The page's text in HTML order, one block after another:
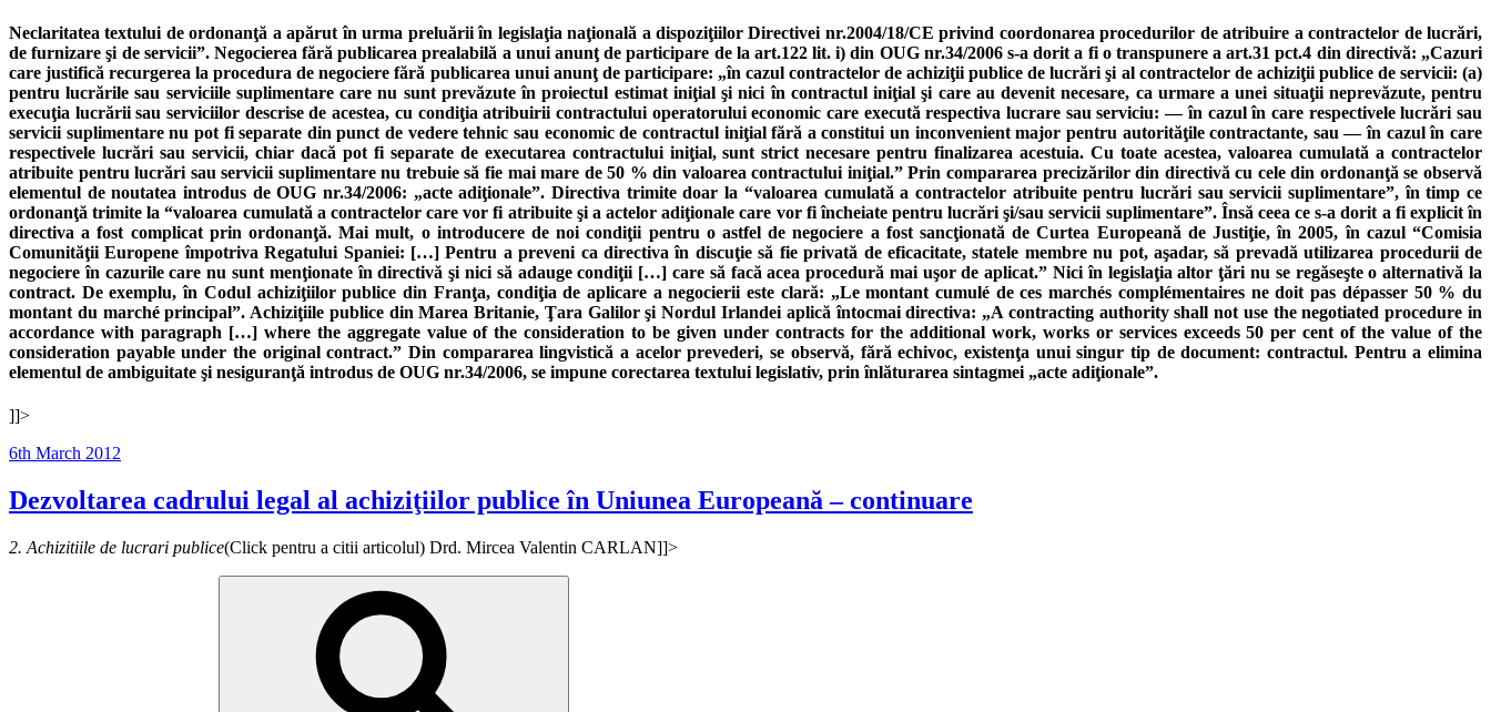
Neclaritatea textului de ordonanţă a apărut în urma preluării în legislaţia naţională a dispoziţiilor Directivei nr.2004/18/CE privind coordonarea procedurilor de atribuire a contractelor de lucrări,
de furnizare şi de servicii”. Negocierea fără publicarea prealabilă a unui anunţ de participare de la art.122 lit. i) din OUG nr.34/2006 s-a dorit a fi o transpunere a art.31 pct.4 din directivă: „Cazuri
care justifică recurgerea la procedura de negociere fără publicarea unui anunţ de participare: „în cazul contractelor de achiziţii publice de lucrări şi al contractelor de achiziţii publice de servicii: (a)
pentru lucrările sau serviciile suplimentare care nu sunt prevăzute în proiectul estimat iniţial şi nici în contractul iniţial şi care au devenit necesare, ca urmare a unei situaţii neprevăzute, pentru
execuţia lucrării sau serviciilor descrise de acestea, cu condiţia atribuirii contractului operatorului economic care execută respectiva lucrare sau serviciu: — în cazul în care respectivele lucrări sau
servicii suplimentare nu pot fi separate din punct de vedere tehnic sau economic de contractul iniţial fără a constitui un inconvenient major pentru autorităţile contractante, sau — în cazul în care
respectivele lucrări sau servicii, chiar dacă pot fi separate de executarea contractului iniţial, sunt strict necesare pentru finalizarea acestuia. Cu toate acestea, valoarea cumulată a contractelor
atribuite pentru lucrări sau servicii suplimentare nu trebuie să fie mai mare de 50 % din valoarea contractului iniţial.” Prin compararea precizărilor din directivă cu cele din ordonanţă se observă
elementul de noutatea introdus de OUG nr.34/2006: „acte adiţionale”. Directiva trimite doar la “valoarea cumulată a contractelor atribuite pentru lucrări sau servicii suplimentare”, în timp ce
ordonanţă trimite la “valoarea cumulată a contractelor care vor fi atribuite şi a actelor adiţionale care vor fi încheiate pentru lucrări şi/sau servicii suplimentare”. Însă ceea ce s-a dorit a fi explicit în
directiva a fost complicat prin ordonanţă. Mai mult, o introducere de noi condiţii pentru o astfel de negociere a fost sancţionată de Curtea Europeană de Justiţie, în 2005, în cazul “Comisia
Comunităţii Europene împotriva Regatului Spaniei: […] Pentru a preveni ca directiva în discuţie să fie privată de eficacitate, statele membre nu pot, aşadar, să prevadă utilizarea procedurii de
negociere în cazurile care nu sunt menţionate în directivă şi nici să adauge condiţii […] care să facă acea procedură mai uşor de aplicat.” Nici în legislaţia altor ţări nu se regăseşte o alternativă la
contract. De exemplu, în Codul achiziţiilor publice din Franţa, condiţia de aplicare a negocierii este clară: „Le montant cumulé de ces marchés complémentaires ne doit pas dépasser 50 % du
montant du marché principal”. Achiziţiile publice din Marea Britanie, Ţara Galilor şi Nordul Irlandei aplică întocmai directiva: „A contracting authority shall not use the negotiated procedure in
accordance with paragraph […] where the aggregate value of the consideration to be given under contracts for the additional work, works or services exceeds 50 per cent of the value of the
consideration payable under the original contract.” Din compararea lingvistică a acelor prevederi, se observă, fără echivoc, existenţa unui singur tip de document: contractul. Pentru a elimina
elementul de ambiguitate şi nesiguranţă introdus de OUG nr.34/2006, se impune corectarea textului legislativ, prin înlăturarea sintagmei „acte adiţionale”.
]]>
Posted
6th March 2012
Dezvoltarea cadrului legal al achiziţiilor publice în Uniunea Europeană – continuare
2. Achizitiile de lucrari publice(Click pentru a citii articolul) Drd. Mircea Valentin CARLAN]]>